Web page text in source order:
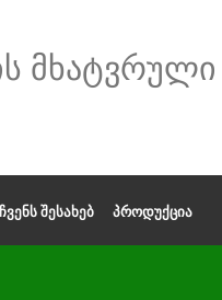
ᲩᲕᲔᲜᲡ ᲨᲔᲡᲐᲮᲔᲑ ᲞᲠᲝᲓᲣᲥᲪᲘᲐ